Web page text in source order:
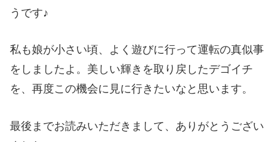
うです♪
私も娘が小さい頃、よく遊びに行って運転の真似事
をしましたよ。美しい輝きを取り戻したデゴイチ
を、再度この機会に見に行きたいなと思います。
最後までお読みいただきまして、ありがとうござい